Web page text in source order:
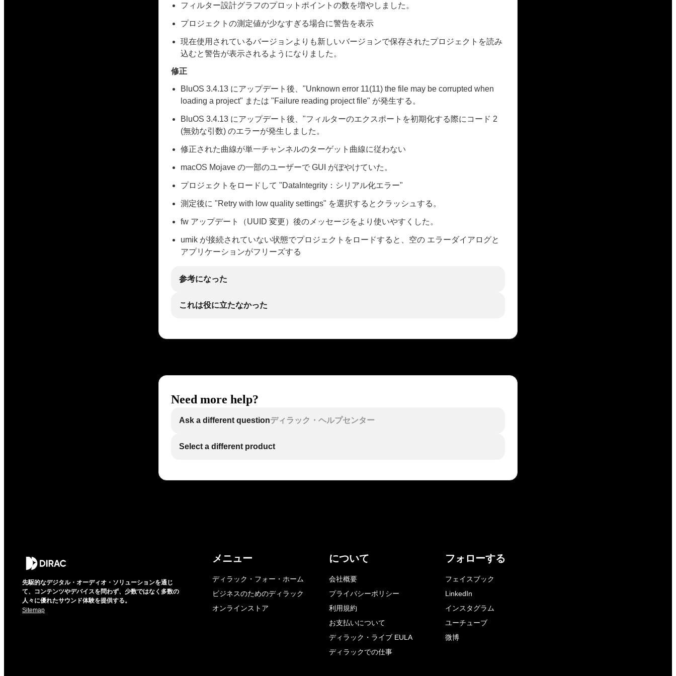
フィルター設計グラフのプロットポイントの数を増やしました。
プロジェクトの測定値が少なすぎる場合に警告を表示
現在使用されているバージョンよりも新しいバージョンで保存されたプロジェクトを読み
込むと警告が表示されるようになりました。
修正
BluOS 3.4.13 にアップデート後、"Unknown error 11(11) the file may be corrupted when
loading a project" または "Failure reading project file" が発生する。
BluOS 3.4.13 にアップデート後、"フィルターのエクスポートを初期化する際にコード 2
(無効な引数) のエラーが発生しました。
修正された曲線が単一チャンネルのターゲット曲線に従わない
macOS Mojave の一部のユーザーで GUI がぼやけていた。
プロジェクトをロードして "DataIntegrity：シリアル化エラー"
測定後に "Retry with low quality settings" を選択するとクラッシュする。
fw アップデート（UUID 変更）後のメッセージをより使いやすくした。
umik が接続されていない状態でプロジェクトをロードすると、空の エラーダイアログと
アプリケーションがフリーズする
参考になった
これは役に立たなかった
Need more help?
Ask a different questionディラック・ヘルプセンター
Select a different product
先駆的なデジタル・オーディオ・ソリューションを通じ
て、コンテンツやデバイスを問わず、少数ではなく多数の
人々に優れたサウンド体験を提供する。
Sitemap
メニュー
ディラック・フォー・ホーム
ビジネスのためのディラック
オンラインストア
について
会社概要
プライバシーポリシー
利用規約
お支払いについて
ディラック・ライブ EULA
ディラックでの仕事
フォローする
フェイスブック
LinkedIn
インスタグラム
ユーチューブ
微博